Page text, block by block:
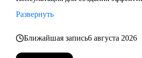
Развернуть
Ближайшая запись6 августа 2026